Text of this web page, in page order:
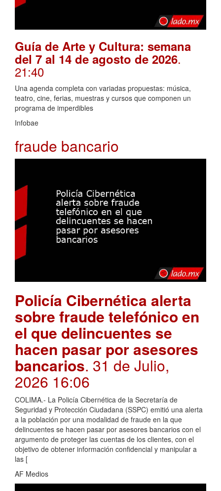
Guía de Arte y Cultura: semana
del 7 al 14 de agosto de 2026.
21:40
Una agenda completa con variadas propuestas: música,
teatro, cine, ferias, muestras y cursos que componen un
programa de imperdibles
Infobae
fraude bancario
Policía Cibernética alerta
sobre fraude telefónico en
el que delincuentes se
hacen pasar por asesores
bancarios. 31 de Julio,
2026 16:06
COLIMA.- La Policía Cibernética de la Secretaría de
Seguridad y Protección Ciudadana (SSPC) emitió una alerta
a la población por una modalidad de fraude en la que
delincuentes se hacen pasar por asesores bancarios con el
argumento de proteger las cuentas de los clientes, con el
objetivo de obtener información confidencial y manipular a
las [
AF Medios